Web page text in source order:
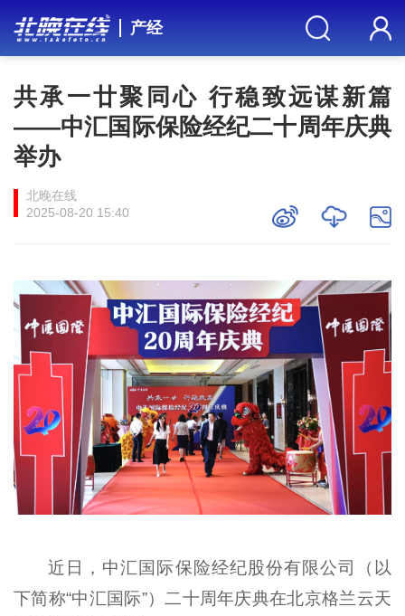
产经
共承一廿聚同心 行稳致远谋新篇
——中汇国际保险经纪二十周年庆典
举办
北晚在线
2025-08-20 15:40
近日，中汇国际保险经纪股份有限公司（以
下简称“中汇国际”）二十周年庆典在北京格兰云天